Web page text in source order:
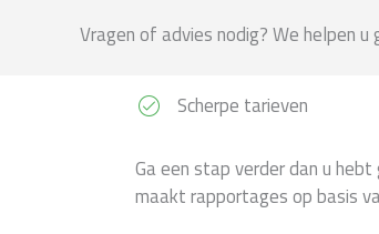
Vragen of advies nodig? We helpen u
Scherpe tarieven
Ga een stap verder dan u
maakt rapportages op basis